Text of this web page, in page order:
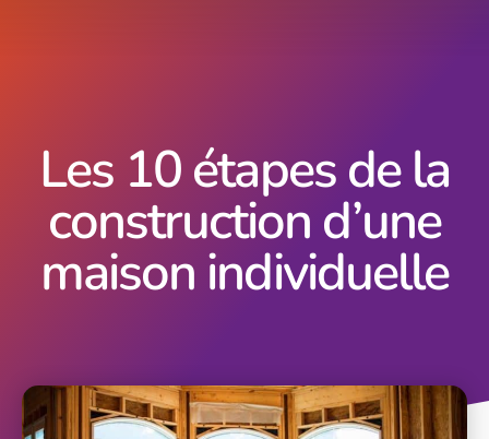
Les 10 étapes de la
construction d’une
maison individuelle